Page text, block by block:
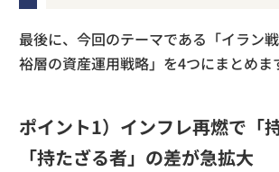
最後に、今回のテーマである「イラン
裕層の資産運用戦略」を4つにまとめま
ポイント1）インフレ再燃で「
「持たざる者」の差が急拡大